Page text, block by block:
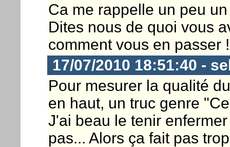
Ca me rappelle un peu
Dites nous de quoi vous
comment vous en passer !
17/07/2010 18:51:40 -
Pour mesurer la qualité
en haut, un truc genre
J'ai beau le tenir
pas... Alors ça fait pas